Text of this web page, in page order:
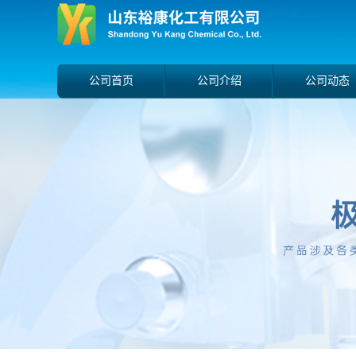
公司首页 公司介绍 公司动态